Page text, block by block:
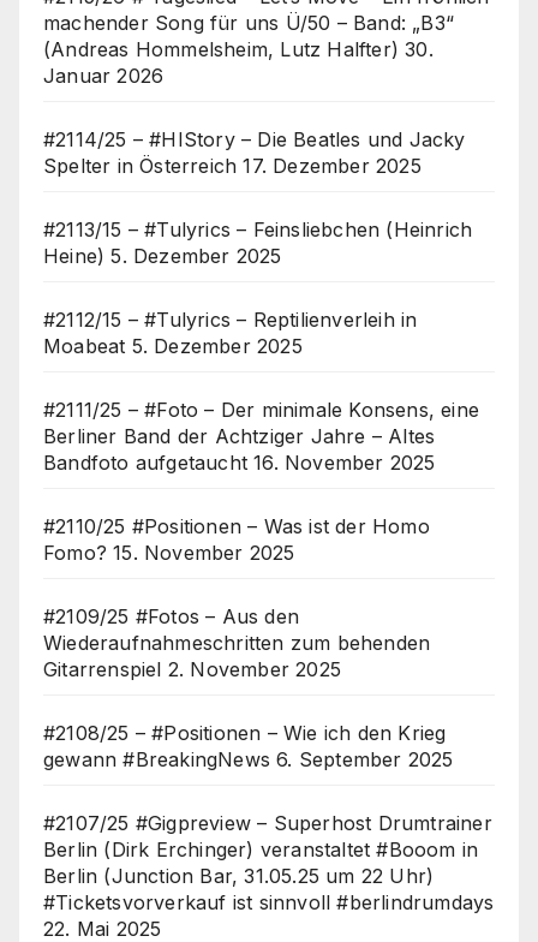
machender Song für uns Ü/50 – Band: „B3“
(Andreas Hommelsheim, Lutz Halfter) 30.
Januar 2026
#2114/25 – #HIStory – Die Beatles und Jacky
Spelter in Österreich 17. Dezember 2025
#2113/15 – #Tulyrics – Feinsliebchen (Heinrich
Heine) 5. Dezember 2025
#2112/15 – #Tulyrics – Reptilienverleih in
Moabeat 5. Dezember 2025
#2111/25 – #Foto – Der minimale Konsens, eine
Berliner Band der Achtziger Jahre – Altes
Bandfoto aufgetaucht 16. November 2025
#2110/25 #Positionen – Was ist der Homo
Fomo? 15. November 2025
#2109/25 #Fotos – Aus den
Wiederaufnahmeschritten zum behenden
Gitarrenspiel 2. November 2025
#2108/25 – #Positionen – Wie ich den Krieg
gewann #BreakingNews 6. September 2025
#2107/25 #Gigpreview – Superhost Drumtrainer
Berlin (Dirk Erchinger) veranstaltet #Booom in
Berlin (Junction Bar, 31.05.25 um 22 Uhr)
#Ticketsvorverkauf ist sinnvoll #berlindrumdays
22. Mai 2025